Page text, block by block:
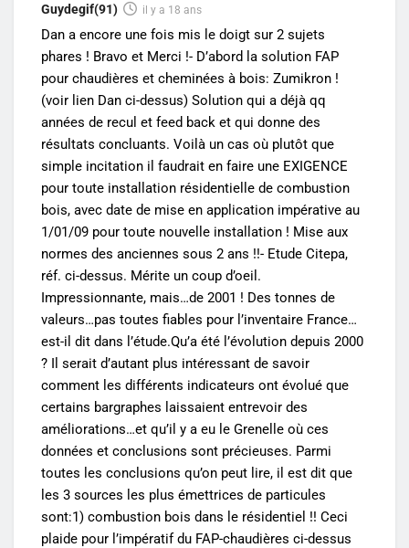
Guydegif(91) il y a 18 ans
Dan a encore une fois mis le doigt sur 2 sujets
phares ! Bravo et Merci !- D’abord la solution FAP
pour chaudières et cheminées à bois: Zumikron !
(voir lien Dan ci-dessus) Solution qui a déjà qq
années de recul et feed back et qui donne des
résultats concluants. Voilà un cas où plutôt que
simple incitation il faudrait en faire une EXIGENCE
pour toute installation résidentielle de combustion
bois, avec date de mise en application impérative au
1/01/09 pour toute nouvelle installation ! Mise aux
normes des anciennes sous 2 ans !!- Etude Citepa,
réf. ci-dessus. Mérite un coup d’oeil.
Impressionnante, mais…de 2001 ! Des tonnes de
valeurs…pas toutes fiables pour l’inventaire France…
est-il dit dans l’étude.Qu’a été l’évolution depuis 2000
? Il serait d’autant plus intéressant de savoir
comment les différents indicateurs ont évolué que
certains bargraphes laissaient entrevoir des
améliorations…et qu’il y a eu le Grenelle où ces
données et conclusions sont précieuses. Parmi
toutes les conclusions qu’on peut lire, il est dit que
les 3 sources les plus émettrices de particules
sont:1) combustion bois dans le résidentiel !! Ceci
plaide pour l’impératif du FAP-chaudières ci-dessus